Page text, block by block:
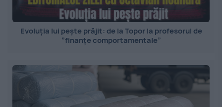
Evoluția lui pește prăjit: de la Topor la profesorul de
”finanțe comportamentale”